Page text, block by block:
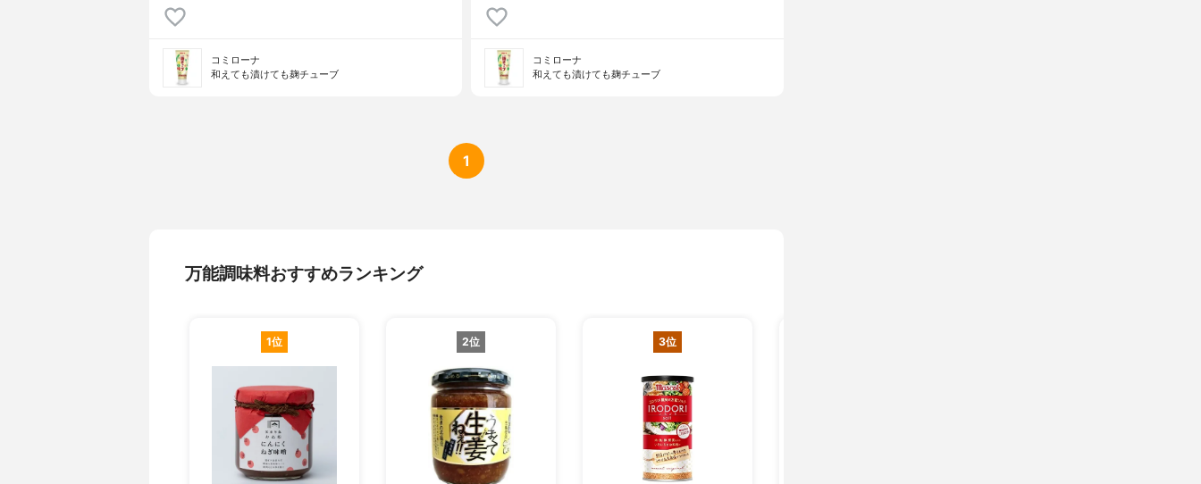
コミローナ
和えても漬けても麹チューブ
コミローナ
和えても漬けても麹チューブ
1
万能調味料おすすめランキング
1位 2位 3位